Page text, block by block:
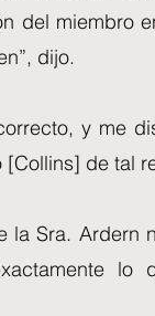
del miembro
dijo.
y me
de tal
la Sra. Ardern
lo